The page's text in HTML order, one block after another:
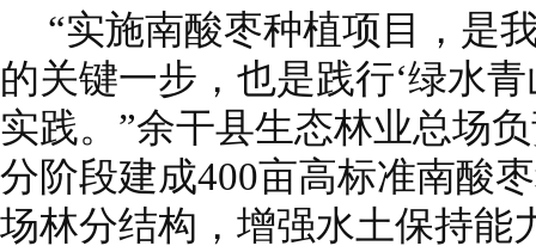
“实施南酸枣种植项目，是
的关键一步，也是践行‘绿水
实践。”余干县生态林业总场
分阶段建成400亩高标准南酸
场林分结构，增强水土保持能